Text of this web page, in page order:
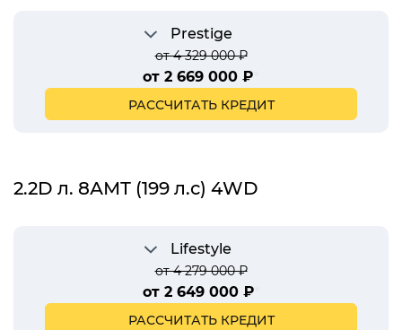
Prestige
от 4 329 000 ₽
от 2 669 000 ₽
РАССЧИТАТЬ КРЕДИТ
2.2D л. 8АМТ (199 л.с) 4WD
Lifestyle
от 4 279 000 ₽
от 2 649 000 ₽*
РАССЧИТАТЬ КРЕДИТ